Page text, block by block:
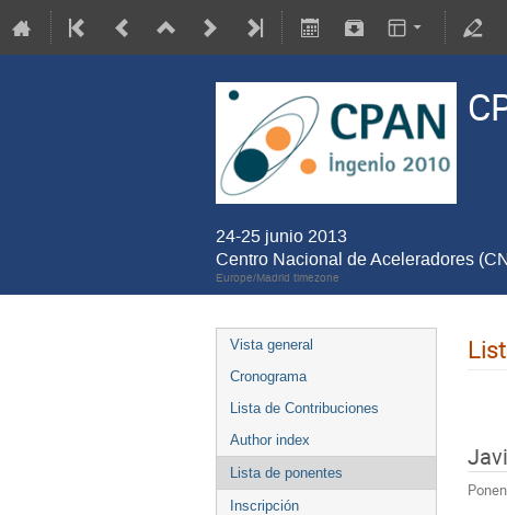
24-25 junio 2013
Centro Nacional de Aceleradores
Europe/Madrid timezone
Vista general
Cronograma
Lista de Contribuciones
Author index
Lista de ponentes
Inscripción